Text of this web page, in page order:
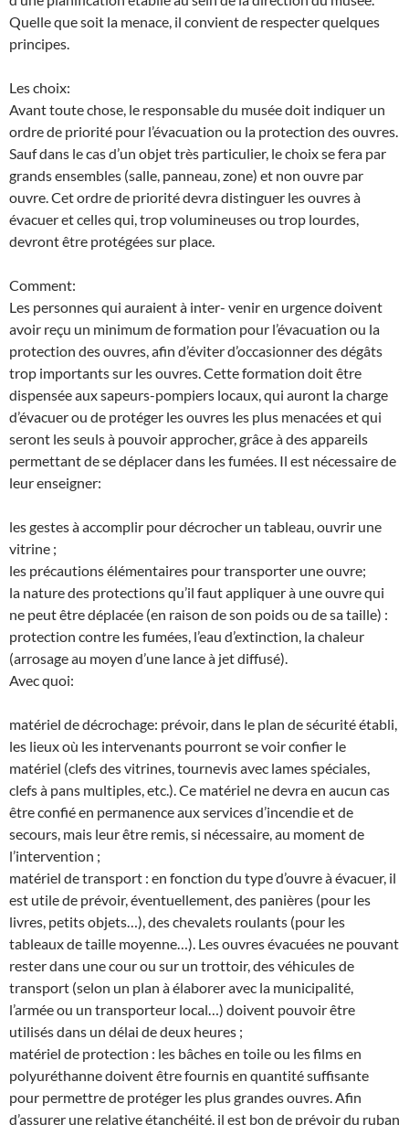
Quelle que soit la menace, il convient de respecter quelques
principes.
Les choix:
Avant toute chose, le responsable du musée doit indiquer un
ordre de priorité pour l’évacuation ou la protection des ouvres.
Sauf dans le cas d’un objet très particulier, le choix se fera par
grands ensembles (salle, panneau, zone) et non ouvre par
ouvre. Cet ordre de priorité devra distinguer les ouvres à
évacuer et celles qui, trop volumineuses ou trop lourdes,
devront être protégées sur place.
Comment:
Les personnes qui auraient à inter- venir en urgence doivent
avoir reçu un minimum de formation pour l’évacuation ou la
protection des ouvres, afin d’éviter d’occasionner des dégâts
trop importants sur les ouvres. Cette formation doit être
dispensée aux sapeurs-pompiers locaux, qui auront la charge
d’évacuer ou de protéger les ouvres les plus menacées et qui
seront les seuls à pouvoir approcher, grâce à des appareils
permettant de se déplacer dans les fumées. Il est nécessaire de
leur enseigner:
les gestes à accomplir pour décrocher un tableau, ouvrir une
vitrine ;
les précautions élémentaires pour transporter une ouvre;
la nature des protections qu’il faut appliquer à une ouvre qui
ne peut être déplacée (en raison de son poids ou de sa taille) :
protection contre les fumées, l’eau d’extinction, la chaleur
(arrosage au moyen d’une lance à jet diffusé).
Avec quoi:
matériel de décrochage: prévoir, dans le plan de sécurité établi,
les lieux où les intervenants pourront se voir confier le
matériel (clefs des vitrines, tournevis avec lames spéciales,
clefs à pans multiples, etc.). Ce matériel ne devra en aucun cas
être confié en permanence aux services d’incendie et de
secours, mais leur être remis, si nécessaire, au moment de
l’intervention ;
matériel de transport : en fonction du type d’ouvre à évacuer, il
est utile de prévoir, éventuellement, des panières (pour les
livres, petits objets…), des chevalets roulants (pour les
tableaux de taille moyenne…). Les ouvres évacuées ne pouvant
rester dans une cour ou sur un trottoir, des véhicules de
transport (selon un plan à élaborer avec la municipalité,
l’armée ou un transporteur local…) doivent pouvoir être
utilisés dans un délai de deux heures ;
matériel de protection : les bâches en toile ou les films en
polyuréthanne doivent être fournis en quantité suffisante
pour permettre de protéger les plus grandes ouvres. Afin
d’assurer une relative étanchéité, il est bon de prévoir du ruban